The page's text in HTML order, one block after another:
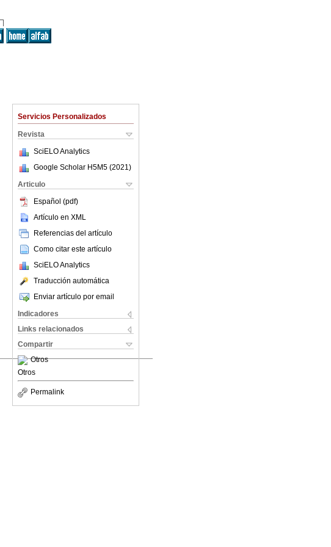
Servicios Personalizados
Revista
SciELO Analytics
Google Scholar H5M5 (2021 )
Articulo
Español (pdf)
Artículo en XML
Referencias del artículo
Como citar este artículo
SciELO Analytics
Traducción automática
Enviar artículo por email
Indicadores
Links relacionados
Compartir
Otros
Otros
Permalink